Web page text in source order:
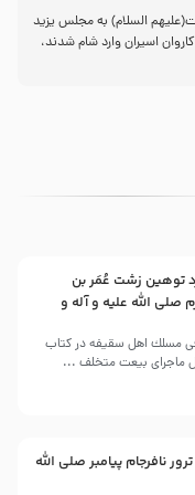
السلام) به مجلس یزید
اسیران وارد شام شدند،
توهین زشت عُمَر بن
صلی الله علیه و آله و
مسلك اهل سقيفه در کتاب
ماجرای بیعت متخلف ...
نافرجام پیامبر صلی الله